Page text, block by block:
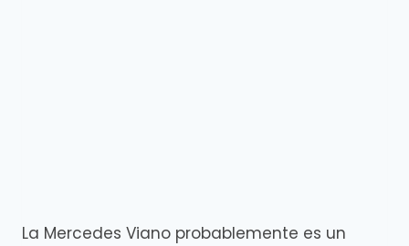
La Mercedes Viano probablemente es un